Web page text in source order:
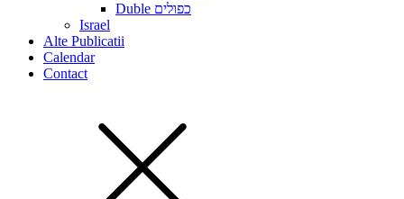
Duble כפולים
Israel
Alte Publicatii
Calendar
Contact